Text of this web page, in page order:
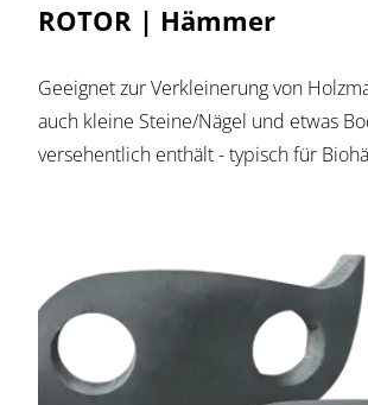
ROTOR | Hämmer
Geeignet zur Verkleinerung von
auch kleine Steine/Nägel und etwas
versehentlich enthält - typisch für